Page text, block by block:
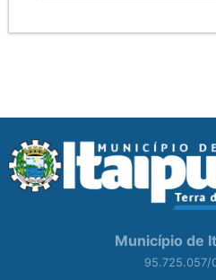
Município de
95.725.057/